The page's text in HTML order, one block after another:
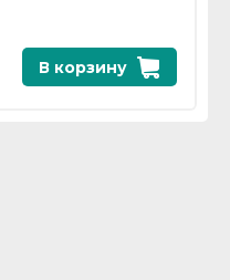
В корзину